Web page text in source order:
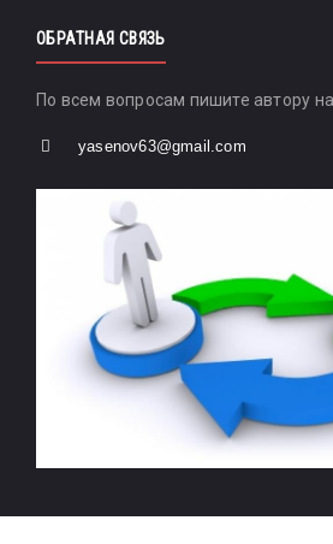
ОБРАТНАЯ СВЯЗЬ
По всем вопросам пишите автору
yasenov63@gmail.com